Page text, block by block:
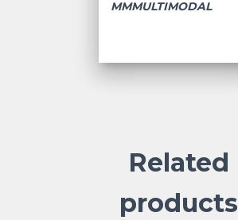
MMMULTIMODAL
Related
products